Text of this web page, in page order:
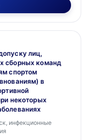
лиц,
сборных команд
спортом
в
некоторых
инфекционные